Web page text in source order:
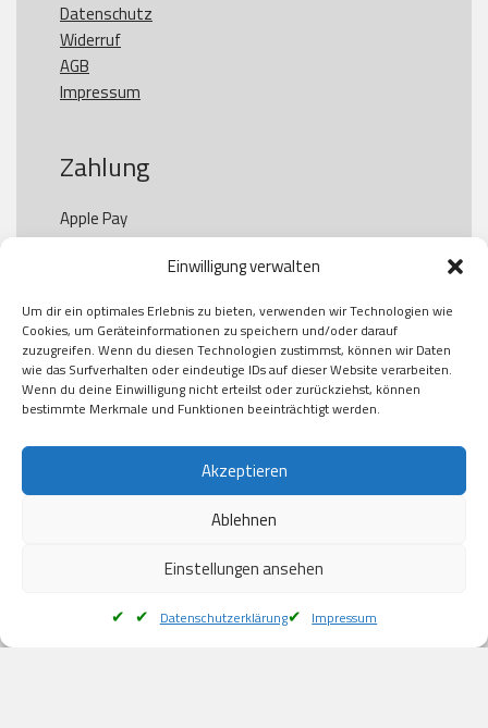
Einwilligung verwalten
Um dir ein optimales Erlebnis zu bieten, verwenden wir Technologien wie
Cookies, um Geräteinformationen zu speichern und/oder darauf
zuzugreifen. Wenn du diesen Technologien zustimmst, können wir Daten
wie das Surfverhalten oder eindeutige IDs auf dieser Website verarbeiten.
Wenn du deine Einwilligung nicht erteilst oder zurückziehst, können
bestimmte Merkmale und Funktionen beeinträchtigt werden.
Akzeptieren
Ablehnen
Einstellungen ansehen
Datenschutzerklärung Impressum
Datenschutz
Widerruf
AGB
Impressum
Zahlung
Apple Pay
Paypal
Kauf auf Rechung
Klarna
American Express